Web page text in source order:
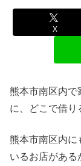
X
熊本市南区内で
に、どこで借り
熊本市南区内に
いるお店がある